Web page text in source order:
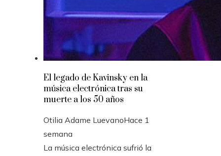
El legado de Kavinsky en la
música electrónica tras su
muerte a los 50 años
Otilia Adame LuevanoHace 1
semana
La música electrónica sufrió la